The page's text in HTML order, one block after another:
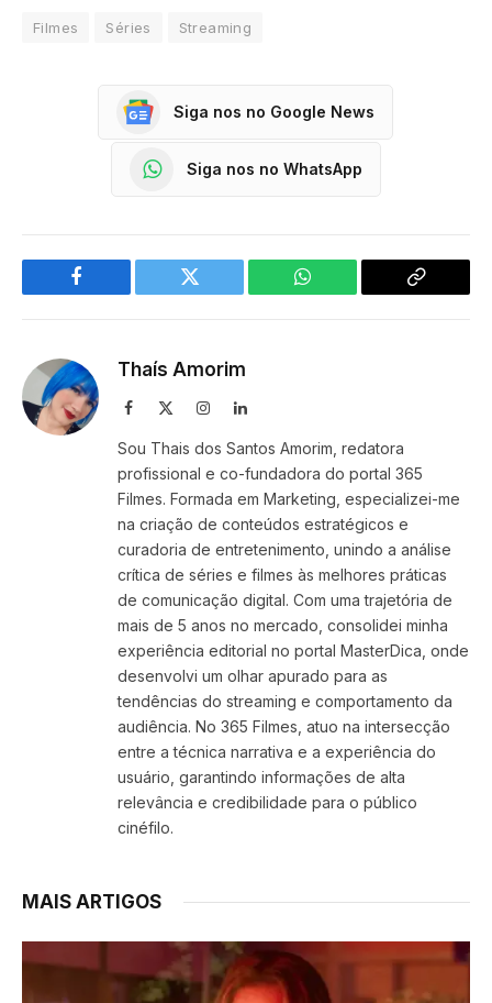
Filmes Séries Streaming
Siga nos no Google News
Siga nos no WhatsApp
Facebook Twitter WhatsApp
Copy
Thaís Amorim
Facebook InstagramLinkedIn
Sou Thais dos Santos Amorim, redatora
profissional e co-fundadora do portal 365
Filmes. Formada em Marketing, especializei-me
na criação de conteúdos estratégicos e
curadoria de entretenimento, unindo a análise
crítica de séries e filmes às melhores práticas
de comunicação digital. Com uma trajetória de
mais de 5 anos no mercado, consolidei minha
experiência editorial no portal MasterDica, onde
desenvolvi um olhar apurado para as
tendências do streaming e comportamento da
audiência. No 365 Filmes, atuo na intersecção
entre a técnica narrativa e a experiência do
usuário, garantindo informações de alta
relevância e credibilidade para o público
cinéfilo.
MAIS ARTIGOS